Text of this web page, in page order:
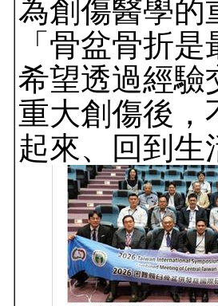
為創傷醫學的
「骨盆骨折
希望透過經驗
重大創傷後，
起來、回到生